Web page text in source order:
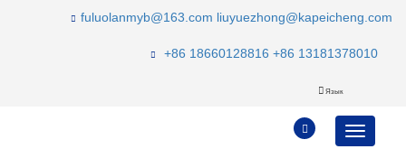
fuluolanmyb@163.com liuyuezhong@kapeicheng.com
+86 18660128816 +86 13181378010
Язык